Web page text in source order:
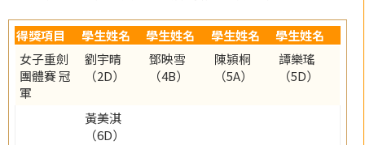
得獎項目 學生姓名 學生姓名 學生姓名
學生姓名
女子重劍
團體賽 冠
軍
劉宇晴
（2D）
鄧映雪
（4B）
陳潁桐
（5A）
譚樂瑤
（5D）
黃美淇
（6D）